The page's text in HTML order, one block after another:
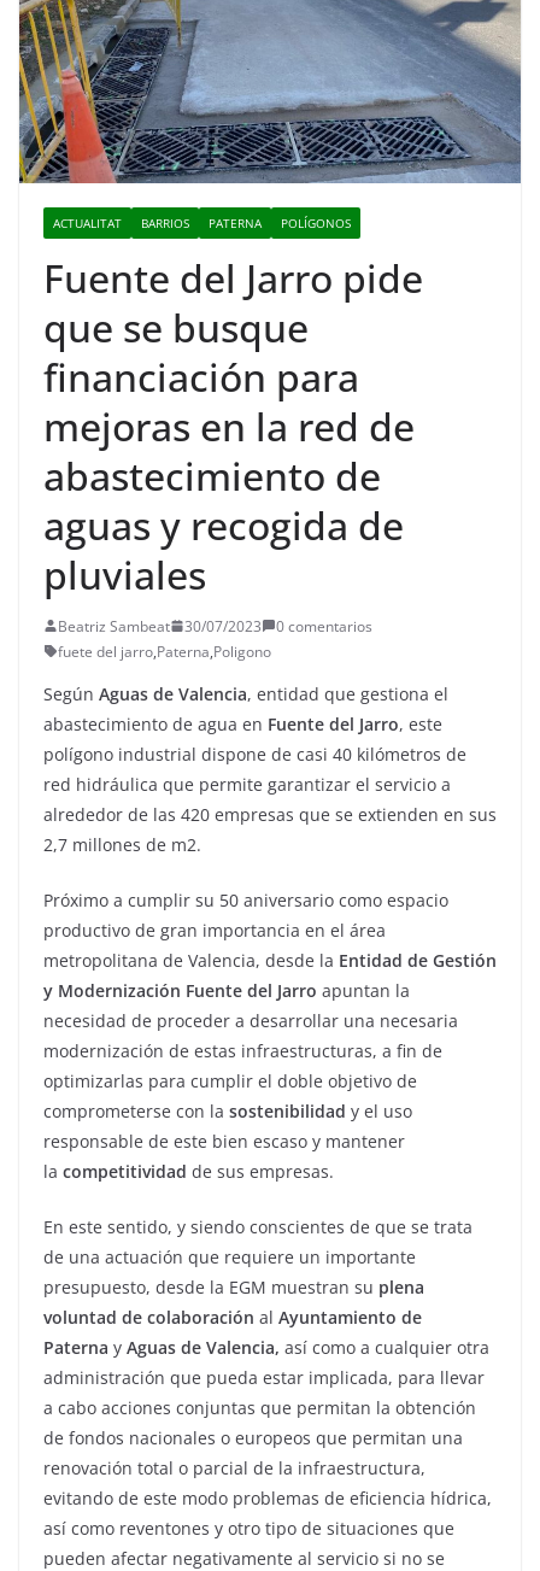
ACTUALITAT BARRIOS PATERNA POLÍGONOS
Fuente del Jarro pide
que se busque
financiación para
mejoras en la red de
abastecimiento de
aguas y recogida de
pluviales
Beatriz Sambeat 30/07/2023
0 comentarios
fuete del jarro,Paterna,Poligono
Según Aguas de Valencia, entidad que gestiona el
abastecimiento de agua en Fuente del Jarro, este
polígono industrial dispone de casi 40 kilómetros de
red hidráulica que permite garantizar el servicio a
alrededor de las 420 empresas que se extienden en sus
2,7 millones de m2.
Próximo a cumplir su 50 aniversario como espacio
productivo de gran importancia en el área
metropolitana de Valencia, desde la Entidad de Gestión
y Modernización Fuente del Jarro apuntan la
necesidad de proceder a desarrollar una necesaria
modernización de estas infraestructuras, a fin de
optimizarlas para cumplir el doble objetivo de
comprometerse con la sostenibilidad y el uso
responsable de este bien escaso y mantener
la competitividad de sus empresas.
En este sentido, y siendo conscientes de que se trata
de una actuación que requiere un importante
presupuesto, desde la EGM muestran su plena
voluntad de colaboración al Ayuntamiento de
Paterna y Aguas de Valencia, así como a cualquier otra
administración que pueda estar implicada, para llevar
a cabo acciones conjuntas que permitan la obtención
de fondos nacionales o europeos que permitan una
renovación total o parcial de la infraestructura,
evitando de este modo problemas de eficiencia hídrica,
así como reventones y otro tipo de situaciones que
pueden afectar negativamente al servicio si no se